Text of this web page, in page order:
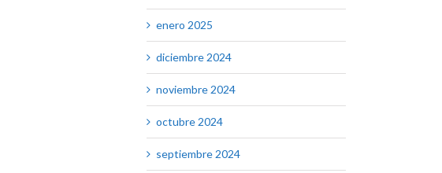
enero 2025
diciembre 2024
noviembre 2024
octubre 2024
septiembre 2024